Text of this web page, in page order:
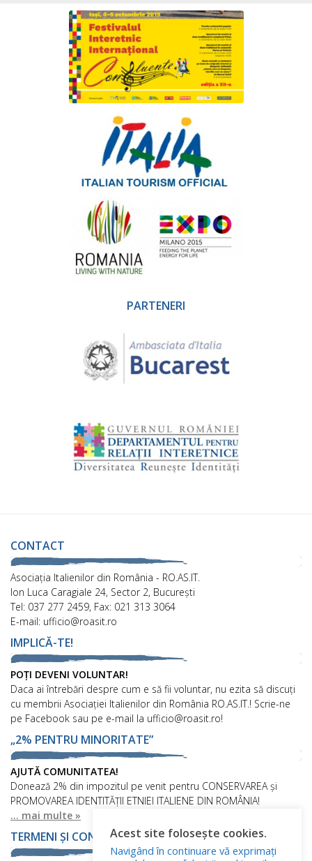
PARTENERI
CONTACT
Asociaţia Italienilor din România - RO.AS.IT.
Ion Luca Caragiale 24, Sector 2, București
Tel: 037 277 2459, Fax: 021 313 3064
E-mail: ufficio@roasit.ro
IMPLICĂ-TE!
POȚI DEVENI VOLUNTAR!
Daca ai întrebări despre cum e să fii voluntar, nu ezita să discuți
cu membrii Asociației Italienilor din România RO.AS.IT.! Scrie-ne
pe Facebook sau pe e-mail la ufficio@roasit.ro!
„2% PENTRU MINORITATE”
AJUTĂ COMUNITATEA!
Donează 2% din impozitul pe venit pentru CONSERVAREA și
PROMOVAREA IDENTITĂȚII ETNIEI ITALIENE DIN ROMÂNIA!
... mai multe »
TERMENI ȘI CONDIȚIIAcest site folosește cookies.
Navigând în continuare vă exprimați